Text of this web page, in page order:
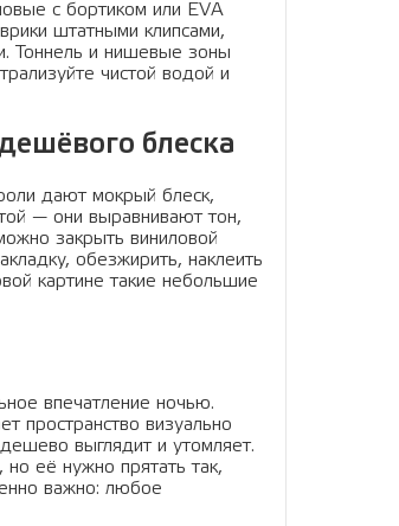
с бортиком или EVA
штатными клипсами,
Тоннель и нишевые зоны
чистой водой и
блеска
дают мокрый блеск,
— они выравнивают тон,
закрыть виниловой
обезжирить, наклеить
картине такие небольшие
впечатление ночью.
пространство визуально
выглядит и утомляет.
её нужно прятать так,
важно: любое